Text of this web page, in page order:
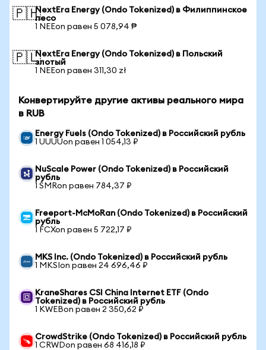
🇵🇭NextEra Energy (Ondo Tokenized) в Филиппинское
песо
1 NEEon равен 5 078,94 ₱
🇵🇱NextEra Energy (Ondo Tokenized) в Польский
злотый
1 NEEon равен 311,30 zł
Конвертируйте другие активы реального мира
в RUB
Energy Fuels (Ondo Tokenized) в Российский рубль
1 UUUUon равен 1 054,13 ₽
NuScale Power (Ondo Tokenized) в Российский
рубль
1 SMRon равен 784,37 ₽
Freeport-McMoRan (Ondo Tokenized) в Российский
рубль
1 FCXon равен 5 722,17 ₽
MKS Inc. (Ondo Tokenized) в Российский рубль
1 MKSIon равен 24 696,46 ₽
KraneShares CSI China Internet ETF (Ondo
Tokenized) в Российский рубль
1 KWEBon равен 2 350,62 ₽
CrowdStrike (Ondo Tokenized) в Российский рубль
1 CRWDon равен 68 416,18 ₽